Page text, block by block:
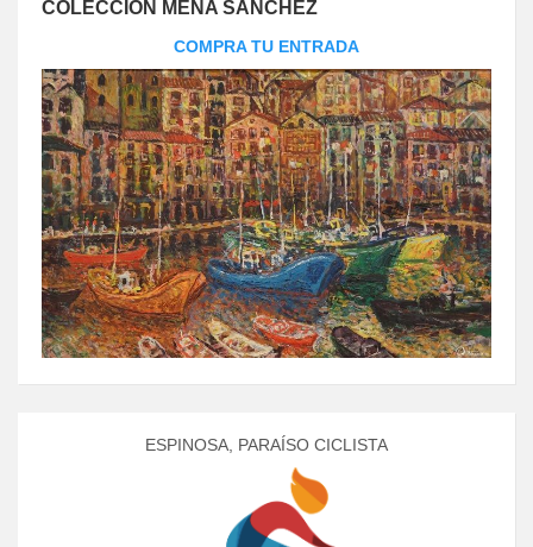
COLECCIÓN MENA SÁNCHEZ
COMPRA TU ENTRADA
ESPINOSA, PARAÍSO CICLISTA